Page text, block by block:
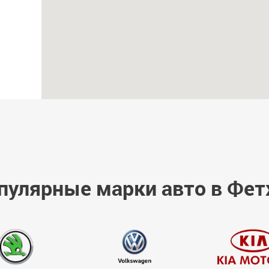
марки авто в